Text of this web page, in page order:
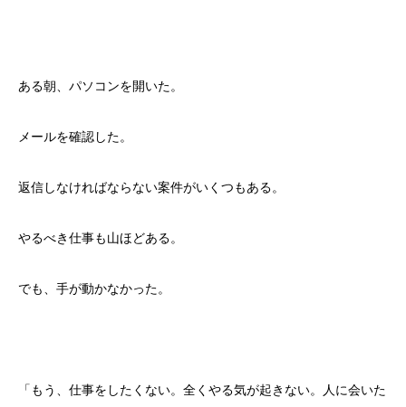
ある朝、パソコンを開いた。
メールを確認した。
返信しなければならない案件がいくつもある。
やるべき仕事も山ほどある。
でも、手が動かなかった。
「もう、仕事をしたくない。全くやる気が起きない。人に会いた